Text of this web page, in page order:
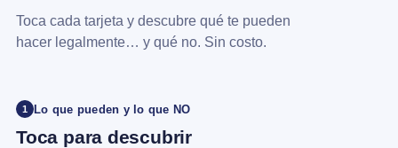
Toca cada tarjeta y descubre qué te pueden
hacer legalmente… y qué no. Sin costo.
1 Lo que pueden y lo que NO
Toca para descubrir